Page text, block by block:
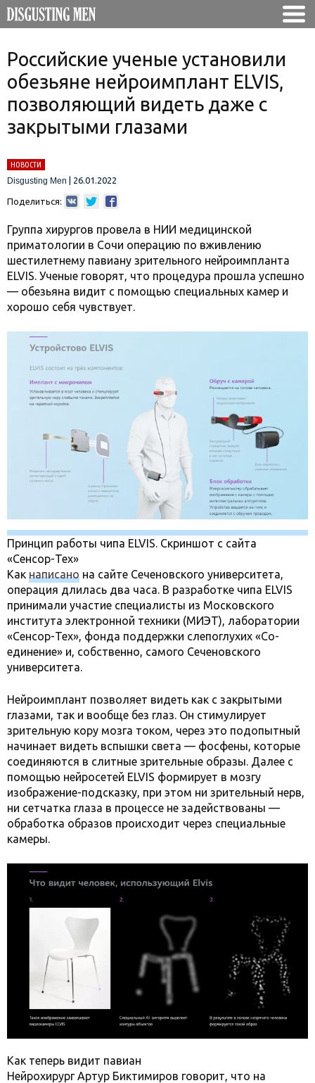
Российские ученые установили
обезьяне нейроимплант ELVIS,
позволяющий видеть даже с
закрытыми глазами
НОВОСТИ
Disgusting Men
26.01.2022
Поделиться:
Группа хирургов провела в НИИ медицинской
приматологии в Сочи операцию по вживлению
шестилетнему павиану зрительного нейроимпланта
ELVIS. Ученые говорят, что процедура прошла успешно
— обезьяна видит с помощью специальных камер и
хорошо себя чувствует.
Принцип работы чипа ELVIS. Скриншот с сайта
«Сенсор-Тех»
Как написано на сайте Сеченовского университета,
операция длилась два часа. В разработке чипа ELVIS
принимали участие специалисты из Московского
института электронной техники (МИЭТ), лаборатории
«Сенсор-Тех», фонда поддержки слепоглухих «Со-
единение» и, собственно, самого Сеченовского
университета.
Нейроимплант позволяет видеть как с закрытыми
глазами, так и вообще без глаз. Он стимулирует
зрительную кору мозга током, через это подопытный
начинает видеть вспышки света — фосфены, которые
соединяются в слитные зрительные образы. Далее с
помощью нейросетей ELVIS формирует в мозгу
изображение-подсказку, при этом ни зрительный нерв,
ни сетчатка глаза в процессе не задействованы —
обработка образов происходит через специальные
камеры.
Как теперь видит павиан
Нейрохирург Артур Биктимиров говорит, что на